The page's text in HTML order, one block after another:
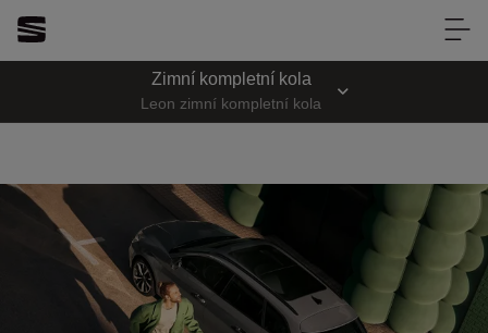
TOP CENTRUM car
TOP CENTRUM carZimní kompletní kola
Leon zimní kompletní kola